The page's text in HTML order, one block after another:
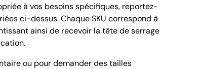
à vos besoins spécifiques, reportez-
ci-dessus. Chaque SKU correspond à
ainsi de recevoir la tête de serrage
ou pour demander des tailles